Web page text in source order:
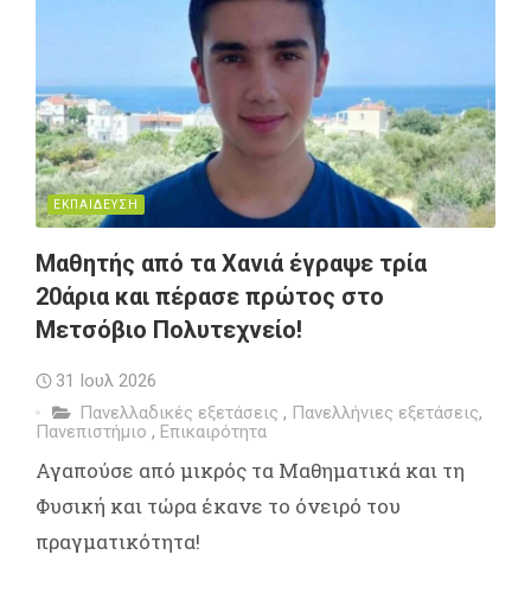
ΕΚΠΑΙΔΕΥΣΗ
Μαθητής από τα Χανιά έγραψε τρία
20άρια και πέρασε πρώτος στο
Μετσόβιο Πολυτεχνείο!
31 Ιουλ 2026
Πανελλαδικές εξετάσεις , Πανελλήνιες εξετάσεις,
Πανεπιστήμιο , Επικαιρότητα
Αγαπούσε από μικρός τα Μαθηματικά και τη
Φυσική και τώρα έκανε το όνειρό του
πραγματικότητα!